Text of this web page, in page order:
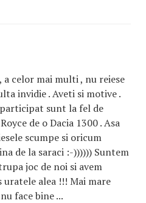
celor mai multi , nu reiese
invidie . Aveti si motive .
sunt la fel de
de o Dacia 1300 . Asa
scumpe si oricum
de la saraci :-)))))) Suntem
joc de noi si avem
alea !!! Mai mare
face bine ...